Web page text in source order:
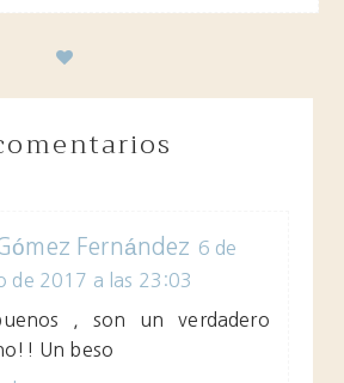
Fernández 6 de
de 2017 a las 23:03
, son un verdadero
Un beso